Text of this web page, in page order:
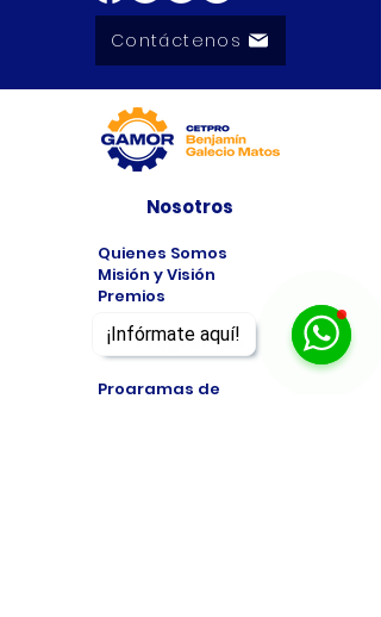
¡Infórmate aquí!
Contáctenos
Nosotros
Quienes Somos
Misión y Visión
Premios
Programas
Programas de